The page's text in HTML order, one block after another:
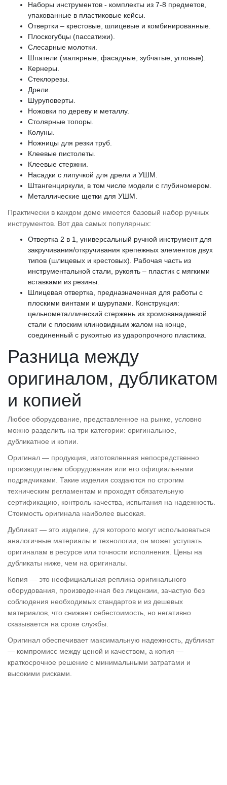
Наборы инструментов - комплекты из 7-8 предметов,
упакованные в пластиковые кейсы.
Отвертки – крестовые, шлицевые и комбинированные.
Плоскогубцы (пассатижи).
Слесарные молотки.
Шпатели (малярные, фасадные, зубчатые, угловые).
Кернеры.
Стеклорезы.
Дрели.
Шуруповерты.
Ножовки по дереву и металлу.
Столярные топоры.
Колуны.
Ножницы для резки труб.
Клеевые пистолеты.
Клеевые стержни.
Насадки с липучкой для дрели и УШМ.
Штангенциркули, в том числе модели с глубиномером.
Металлические щетки для УШМ.
Практически в каждом доме имеется базовый набор ручных
инструментов. Вот два самых популярных:
Отвертка 2 в 1, универсальный ручной инструмент для
закручивания/откручивания крепежных элементов двух
типов (шлицевых и крестовых). Рабочая часть из
инструментальной стали, рукоять – пластик с мягкими
вставками из резины.
Шлицевая отвертка, предназначенная для работы с
плоскими винтами и шурупами. Конструкция:
цельнометаллический стержень из хромованадиевой
стали с плоским клиновидным жалом на конце,
соединенный с рукоятью из ударопрочного пластика.
Разница между
оригиналом, дубликатом
и копией
Любое оборудование, представленное на рынке, условно
можно разделить на три категории: оригинальное,
дубликатное и копии.
Оригинал — продукция, изготовленная непосредственно
производителем оборудования или его официальными
подрядчиками. Такие изделия создаются по строгим
техническим регламентам и проходят обязательную
сертификацию, контроль качества, испытания на надежность.
Стоимость оригинала наиболее высокая.
Дубликат — это изделие, для которого могут использоваться
аналогичные материалы и технологии, он может уступать
оригиналам в ресурсе или точности исполнения. Цены на
дубликаты ниже, чем на оригиналы.
Копия — это неофициальная реплика оригинального
оборудования, произведенная без лицензии, зачастую без
соблюдения необходимых стандартов и из дешевых
материалов, что снижает себестоимость, но негативно
сказывается на сроке службы.
Оригинал обеспечивает максимальную надежность, дубликат
— компромисс между ценой и качеством, а копия —
краткосрочное решение с минимальными затратами и
высокими рисками.